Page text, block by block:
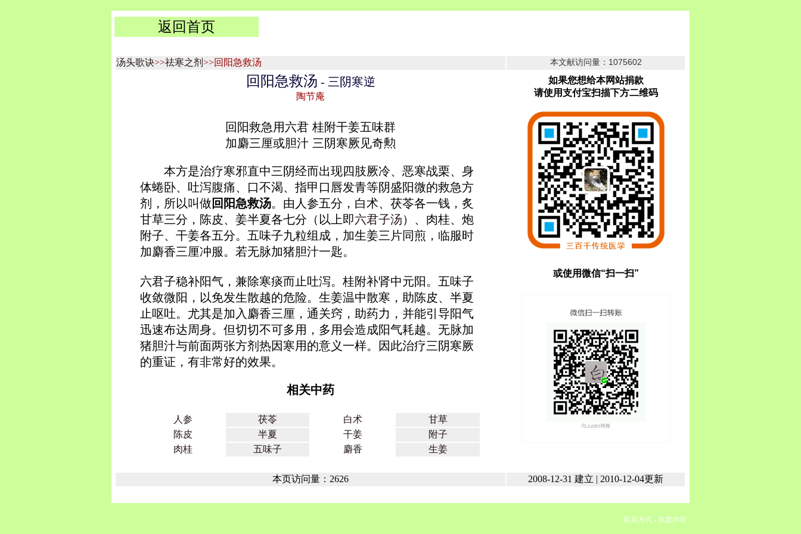
返回首页
汤头歌诀>>祛寒之剂 >>回阳急救汤 本文献访问量：1075602
回阳急救汤 - 三阴寒逆
陶节庵
如果您想给本网站捐款
请使用支付宝扫描下方二维码
回阳救急用六君 桂附干姜五味群
加麝三厘或胆汁 三阴寒厥见奇勲
本方是治疗寒邪直中三阴经而出现四肢厥冷、恶寒战栗、身
体蜷卧、吐泻腹痛、口不渴、指甲口唇发青等阴盛阳微的救急方
剂，所以叫做 回阳急救汤。由人参五分，白术、茯苓各一钱，炙
甘草三分，陈皮、姜半夏各七分（以上即六君子汤）、肉桂、炮
附子、干姜各五分。五味子九粒组成，加生姜三片同煎，临服时
加麝香三厘冲服。若无脉加猪胆汁一匙。
六君子稳补阳气，兼除寒痰而止吐泻。桂附补肾中元阳。五味子
收敛微阳，以免发生散越的危险。生姜温中散寒，助陈皮、半夏
止呕吐。尤其是加入麝香三厘，通关窍，助药力，并能引导阳气
迅速布达周身。但切切不可多用，多用会造成阳气耗越。无脉加
猪胆汁与前面两张方剂热因寒用的意义一样。因此治疗三阴寒厥
的重证，有非常好的效果。
相关中药
人参 茯苓 白术
甘草
陈皮
半夏 干姜
附子
肉桂
五味子 麝香 生姜
或使用微信“扫一扫”
本页访问量：2626 2008-12-31 建立 | 2010-12-04更新
联系方式 - 免责声明